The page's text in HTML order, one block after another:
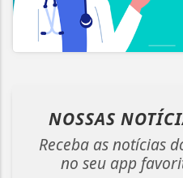
NOSSAS
Receba as notícias
no seu app